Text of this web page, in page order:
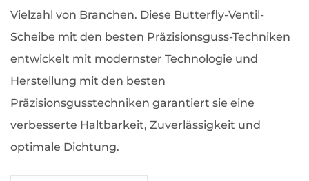
Vielzahl von Branchen. Diese Butterfly-Ventil-
Scheibe mit den besten Präzisionsguss-Techniken
entwickelt mit modernster Technologie und
Herstellung mit den besten
Präzisionsgusstechniken garantiert sie eine
verbesserte Haltbarkeit, Zuverlässigkeit und
optimale Dichtung.